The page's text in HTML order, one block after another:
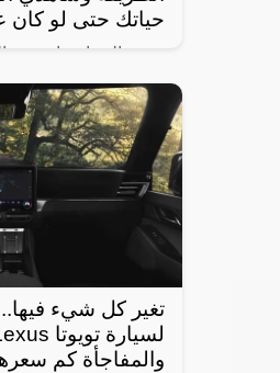
حياتك حتى لو كان عمرك
تبحث النساء عادة عن
استخداماً بهدف
وناعم، ومن أبرز تلك
والجسم للحصول على
قصيرة،
تغير كل شيء
والمفاجأة كم